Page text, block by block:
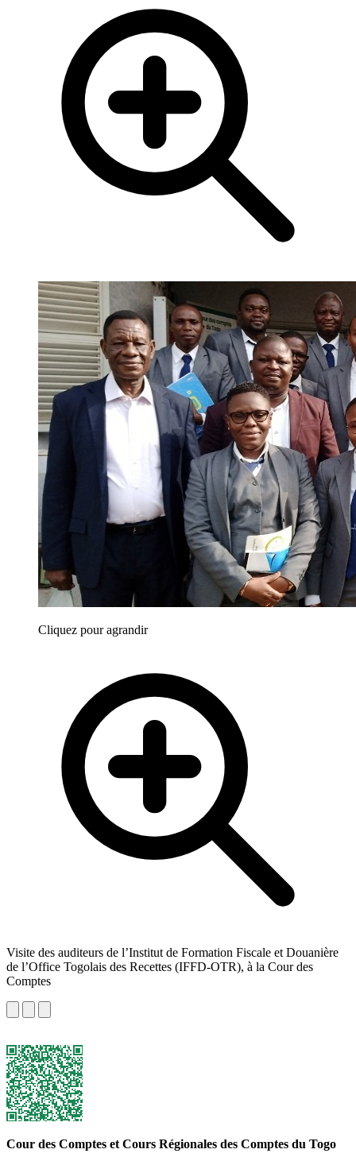
Cliquez pour agrandir
Visite des auditeurs de l’Institut de Formation Fiscale et Douanière
de l’Office Togolais des Recettes (IFFD-OTR), à la Cour des
Comptes
Cour des Comptes et Cours Régionales des Comptes du Togo